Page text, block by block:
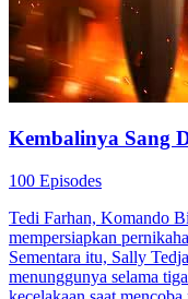
Kembalinya Sang
100 Episodes
Tedi Farhan, Komando
mempersiapkan
Sementara itu, Sally
menunggunya selama